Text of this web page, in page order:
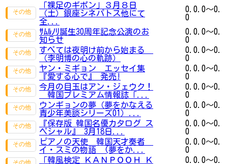
「裸足のギボン」３月８日
（土）銀座シネパトス他にて
全...
0.0.0～0.
0
ｻﾑﾙﾉﾘ誕生30周年記念公演のお
知らせ
0.0.0～0.
0
すべては夜明け前から始まる
（李明博の心の軌跡）
0.0.0～0.
0
ヤン・ミギョン エッセイ集
『愛する心で』 発売!
0.0.0～0.
0
今月の目玉はアン・ジェウク！
韓国プレミアム情報誌「...
0.0.0～0.
0
ウンギョンの夢（夢をかなえる
青少年美談シリーズ01）...
0.0.0～0.
0
『保存版 韓国名優カタログ ス
ペシャル』 3月18日...
0.0.0～0.
0
ピアノの天使 韓国天才奏者
イ・スミの物語 (夢をか...
0.0.0～0.
0
「韓風検定 ＫＡＮＰＯＯＨ Ｋ
0.0.0～0.